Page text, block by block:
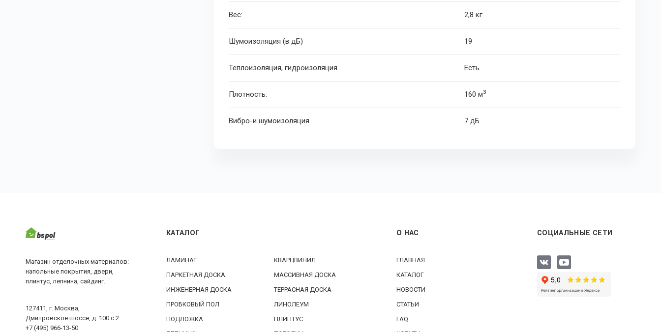
Вес: 2,8 кг
Шумоизоляция (в дБ) 19
Теплоизоляция, гидроизоляция Есть
Плотность: 160 м3
Вибро-и шумоизоляция 7 дБ
Магазин отделочных материалов:
напольные покрытия, двери,
плинтус, лепнина, сайдинг.
127411, г. Москва,
Дмитровское шоссе, д. 100 с.2
+7 (495) 966-13-50
КАТАЛОГ
ЛАМИНАТ
КВАРЦВИНИЛ
ПАРКЕТНАЯ ДОСКА
МАССИВНАЯ ДОСКА
ИНЖЕНЕРНАЯ ДОСКА
ТЕРРАСНАЯ ДОСКА
ПРОБКОВЫЙ ПОЛ
ЛИНОЛЕУМ
ПОДЛОЖКА
ПЛИНТУС
О НАС
ГЛАВНАЯ
КАТАЛОГ
НОВОСТИ
СТАТЬИ
FAQ
СОЦИАЛЬНЫЕ СЕТИ